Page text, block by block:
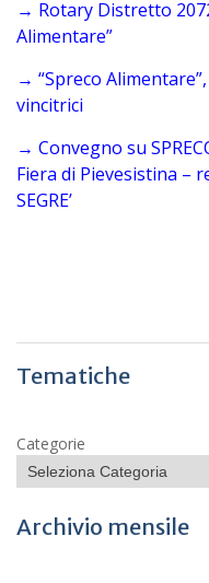
→ Rotary Distretto
Alimentare”
→ “Spreco
vincitrici
→ Convegno su
Fiera di Pievesistina –
SEGRE’
Tematiche
Categorie
Archivio mensile